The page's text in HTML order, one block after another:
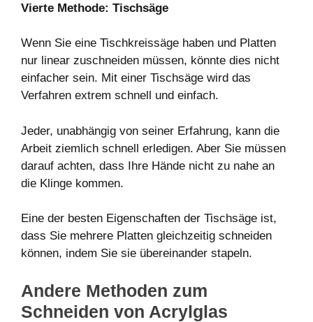
Vierte Methode: Tischsäge
Wenn Sie eine Tischkreissäge haben und Platten
nur linear zuschneiden müssen, könnte dies nicht
einfacher sein. Mit einer Tischsäge wird das
Verfahren extrem schnell und einfach.
Jeder, unabhängig von seiner Erfahrung, kann die
Arbeit ziemlich schnell erledigen. Aber Sie müssen
darauf achten, dass Ihre Hände nicht zu nahe an
die Klinge kommen.
Eine der besten Eigenschaften der Tischsäge ist,
dass Sie mehrere Platten gleichzeitig schneiden
können, indem Sie sie übereinander stapeln.
Andere Methoden zum
Schneiden von Acrylglas